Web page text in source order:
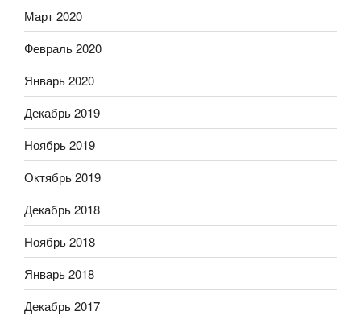
Март 2020
Февраль 2020
Январь 2020
Декабрь 2019
Ноябрь 2019
Октябрь 2019
Декабрь 2018
Ноябрь 2018
Январь 2018
Декабрь 2017